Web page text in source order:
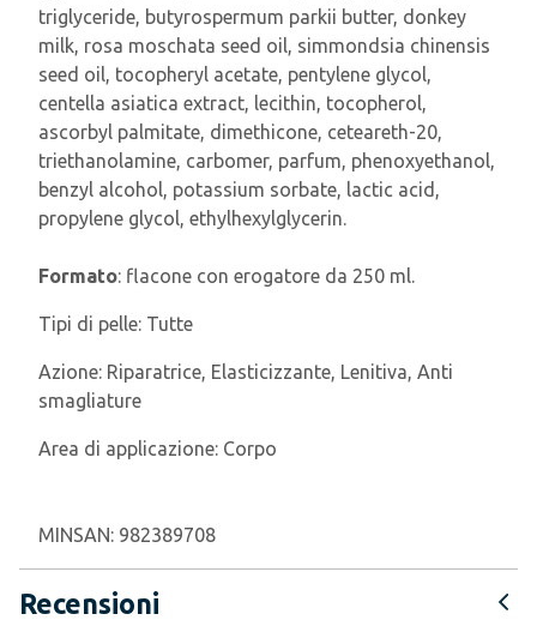
triglyceride, butyrospermum parkii butter, donkey
milk, rosa moschata seed oil, simmondsia chinensis
seed oil, tocopheryl acetate, pentylene glycol,
centella asiatica extract, lecithin, tocopherol,
ascorbyl palmitate, dimethicone, ceteareth-20,
triethanolamine, carbomer, parfum, phenoxyethanol,
benzyl alcohol, potassium sorbate, lactic acid,
propylene glycol, ethylhexylglycerin.
Formato: flacone con erogatore da 250 ml.
Tipi di pelle: Tutte
Azione: Riparatrice, Elasticizzante, Lenitiva, Anti
smagliature
Area di applicazione: Corpo
MINSAN: 982389708
Recensioni